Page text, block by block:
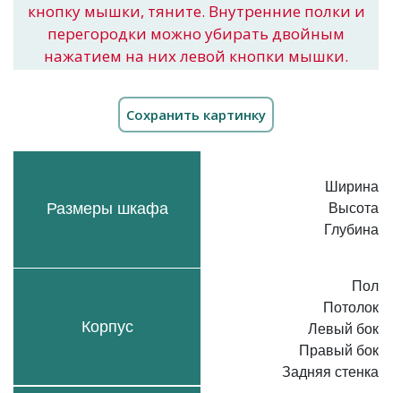
кнопку мышки, тяните. Внутренние полки и
перегородки можно убирать двойным
нажатием на них левой кнопки мышки.
Размеры шкафа
Корпус
Ширина
Высота
Глубина
Пол
Потолок
Левый бок
Правый бок
Задняя стенка